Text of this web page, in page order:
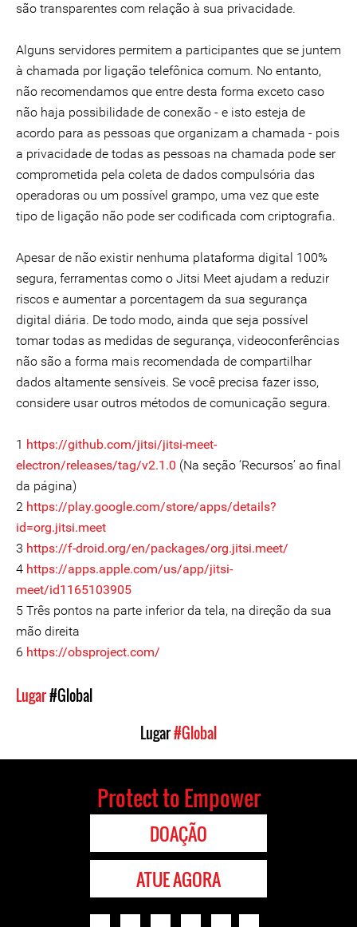
são transparentes com relação à sua privacidade.
Alguns servidores permitem a participantes que se juntem
à chamada por ligação telefônica comum. No entanto,
não recomendamos que entre desta forma exceto caso
não haja possibilidade de conexão - e isto esteja de
acordo para as pessoas que organizam a chamada - pois
a privacidade de todas as pessoas na chamada pode ser
comprometida pela coleta de dados compulsória das
operadoras ou um possível grampo, uma vez que este
tipo de ligação não pode ser codificada com criptografia.
Apesar de não existir nenhuma plataforma digital 100%
segura, ferramentas como o Jitsi Meet ajudam a reduzir
riscos e aumentar a porcentagem da sua segurança
digital diária. De todo modo, ainda que seja possível
tomar todas as medidas de segurança, videoconferências
não são a forma mais recomendada de compartilhar
dados altamente sensíveis. Se você precisa fazer isso,
considere usar outros métodos de comunicação segura.
1 https://github.com/jitsi/jitsi-meet-
electron/releases/tag/v2.1.0 (Na seção ‘Recursos’ ao final
da página)
2 https://play.google.com/store/apps/details?
id=org.jitsi.meet
3 https://f-droid.org/en/packages/org.jitsi.meet/
4 https://apps.apple.com/us/app/jitsi-
meet/id1165103905
5 Três pontos na parte inferior da tela, na direção da sua
mão direita
6 https://obsproject.com/
Lugar#Global
Lugar#Global
Protect to Empower
DOAÇÃO
ATUE AGORA